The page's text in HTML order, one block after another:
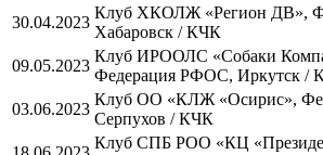
30.04.2023
Клуб ХКОЛЖ «Регион ДВ»,
Хабаровск / КЧК
09.05.2023
Клуб ИРООЛС «Собаки
Федерация РФОС, Иркутск /
03.06.2023
Клуб ОО «КЛЖ «Осирис»,
Серпухов / КЧК
Клуб СПБ РОО «КЦ